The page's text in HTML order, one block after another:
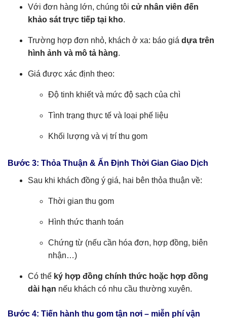
Với đơn hàng lớn, chúng tôi cử nhân viên đến
khảo sát trực tiếp tại kho.
Trường hợp đơn nhỏ, khách ở xa: báo giá dựa trên
hình ảnh và mô tả hàng.
Giá được xác định theo:
Độ tinh khiết và mức độ sạch của chì
Tình trạng thực tế và loại phế liệu
Khối lượng và vị trí thu gom
Bước 3: Thỏa Thuận & Ấn Định Thời Gian Giao Dịch
Sau khi khách đồng ý giá, hai bên thỏa thuận về:
Thời gian thu gom
Hình thức thanh toán
Chứng từ (nếu cần hóa đơn, hợp đồng, biên
nhận…)
Có thể ký hợp đồng chính thức hoặc hợp đồng
dài hạn nếu khách có nhu cầu thường xuyên.
Bước 4: Tiến hành thu gom tận nơi – miễn phí vận